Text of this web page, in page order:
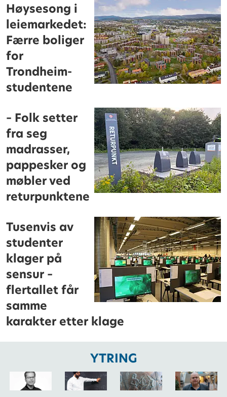
Høysesong i
leiemarkedet:
Færre boliger
for
Trondheim-
studentene
– Folk setter
fra seg
madrasser,
pappesker og
møbler ved
returpunktene
Tusenvis av
studenter
klager på
sensur –
flertallet får
samme
karakter etter klage
YTRING